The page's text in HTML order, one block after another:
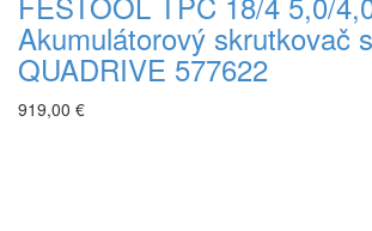
Akumulátorový skrutkovač
QUADRIVE 577622
919,00 €